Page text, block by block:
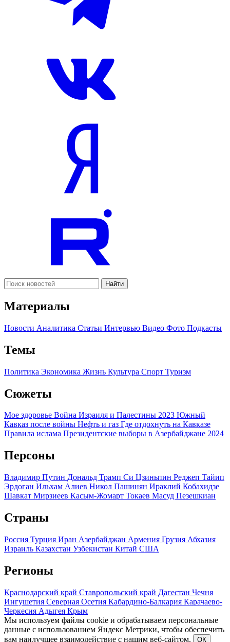
Найти
Материалы
Новости Аналитика Статьи Интервью Видео Фото Подкасты
Темы
Политика Экономика Жизнь Культура Спорт Туризм
Сюжеты
Мое здоровье Война Израиля и Палестины 2023 Южный
Кавказ после войны Нефть и газ Где отдохнуть на Кавказе
Правила ислама Президентские выборы в Азербайджане 2024
Персоны
Владимир Путин Дональд Трамп Си Цзиньпин Реджеп Тайип
Эрдоган Ильхам Алиев Никол Пашинян Ираклий Кобахидзе
Шавкат Мирзиеев Касым-Жомарт Токаев Масуд Пезешкиан
Страны
Россия Турция Иран Азербайджан Армения Грузия Абхазия
Израиль Казахстан Узбекистан Китай США
Регионы
Краснодарский край Ставропольский край Дагестан Чечня
Ингушетия Северная Осетия Кабардино-Балкария Карачаево-
Черкесия Адыгея Крым
Мы используем файлы cookie и обрабатываем персональные
данные с использованием Яндекс Метрики, чтобы обеспечить
вам наилучшее взаимодействие с нашим веб-сайтом.
ОК